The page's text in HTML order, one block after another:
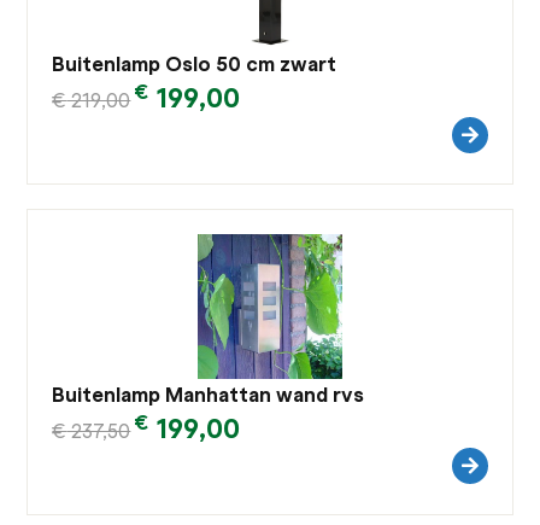
Buitenlamp Oslo 50 cm zwart
€219,00€ 199,00
Buitenlamp Manhattan wand rvs
€237,50€ 199,00